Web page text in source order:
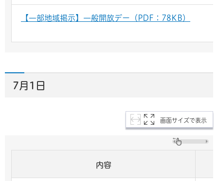
【一部地域掲示】一般開放デー（PDF：78KB）
7月1日
画面サイズで表示
内容